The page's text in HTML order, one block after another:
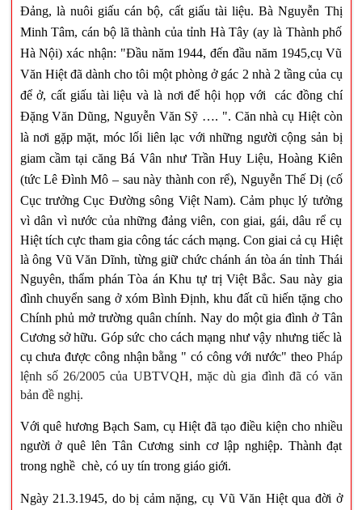
Đảng, là nuôi giấu cán bộ, cất giấu tài liệu. Bà Nguyễn Thị
Minh Tâm, cán bộ lã thành của tỉnh Hà Tây (ay là Thành phố
Hà Nội) xác nhận: "Đầu năm 1944, đến đầu năm 1945,cụ Vũ
Văn Hiệt đã dành cho tôi một phòng ở gác 2 nhà 2 tầng của cụ
để ở, cất giấu tài liệu và là nơi để hội họp với các đồng chí
Đặng Văn Dũng, Nguyễn Văn Sỹ …. ". Căn nhà cụ Hiệt còn
là nơi gặp mặt, móc lối liên lạc với những người cộng sản bị
giam cầm tại căng Bá Vân như Trần Huy Liệu, Hoàng Kiên
(tức Lê Đình Mô – sau này thành con rể), Nguyễn Thế Dị (cố
Cục trưởng Cục Đường sông Việt Nam). Cảm phục lý tưởng
vì dân vì nước của những đảng viên, con giai, gái, dâu rể cụ
Hiệt tích cực tham gia công tác cách mạng. Con giai cả cụ Hiệt
là ông Vũ Văn Dĩnh, từng giữ chức chánh án tòa án tỉnh Thái
Nguyên, thẩm phán Tòa án Khu tự trị Việt Bắc. Sau này gia
đình chuyển sang ở xóm Bình Định, khu đất cũ hiến tặng cho
Chính phủ mở trường quân chính. Nay do một gia đình ở Tân
Cương sở hữu. Góp sức cho cách mạng như vậy nhưng tiếc là
cụ chưa được công nhận bằng " có công với nước" theo Pháp
lệnh số 26/2005 của UBTVQH, mặc dù gia đình đã có văn
bản đề nghị.
Với quê hương Bạch Sam, cụ Hiệt đã tạo điều kiện cho nhiều
người ở quê lên Tân Cương sinh cơ lập nghiệp. Thành đạt
trong nghề chè, có uy tín trong giáo giới.
Ngày 21.3.1945, do bị cảm nặng, cụ Vũ Văn Hiệt qua đời ở